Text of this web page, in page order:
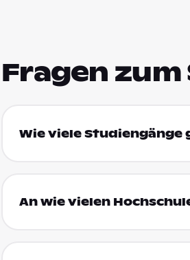
Fragen
Wie viele Studiengänge
An wie vielen